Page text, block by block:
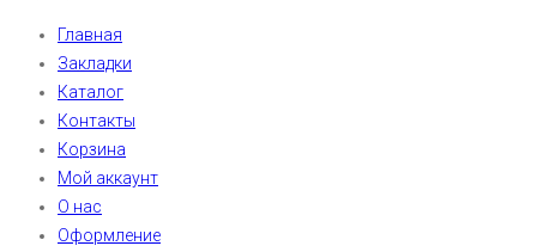
Главная
Закладки
Каталог
Контакты
Корзина
Мой аккаунт
О нас
Оформление